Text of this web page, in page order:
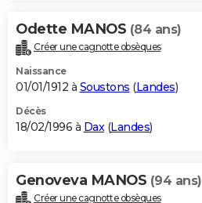
Odette MANOS (84 ans)
Créer une cagnotte obsèques
Naissance
01/01/1912 à Soustons (Landes)
Décès
18/02/1996 à Dax(Landes)
Genoveva MANOS (94 ans)
Créer une cagnotte obsèques